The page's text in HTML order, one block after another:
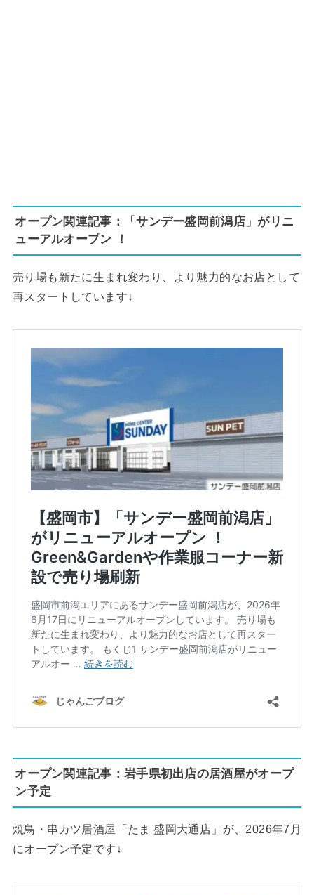
オープン関連記事：「サンデー盛岡前潟店」がリニ
ューアルオープン ！
売り場も新たに生まれ変わり、より魅力的なお店として
再スタートしています↓
オープン関連記事：岩手県初出店の居酒屋がオープ
ン予定
焼鳥・串カツ居酒屋「たま 盛岡大通店」が、2026年7月
にオープン予定です↓